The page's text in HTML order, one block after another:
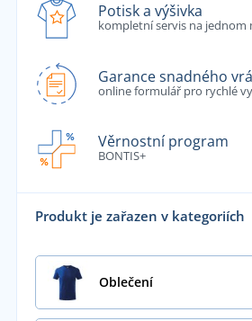
Potisk a výšivka
kompletní servis na jednom
Garance snadného
online formulář pro rychlé
Věrnostní program
BONTIS+
Produkt je zařazen v kategoriích
Oblečení